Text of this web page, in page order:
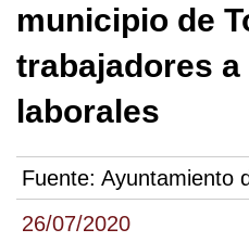
26/07/2020
municipio de
trabajadores
laborales
Fuente: Ayuntamiento